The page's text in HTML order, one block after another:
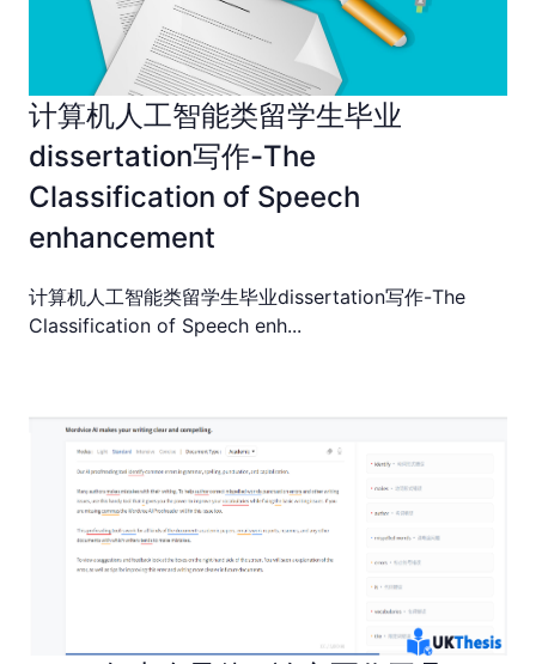
计算机人工智能类留学生毕业
dissertation写作-The
Classification of Speech
enhancement
计算机人工智能类留学生毕业dissertation写作-The
Classification of Speech enh...